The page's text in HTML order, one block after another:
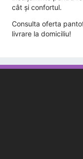
cât și confortul.
Consulta oferta
livrare la domiciliu!